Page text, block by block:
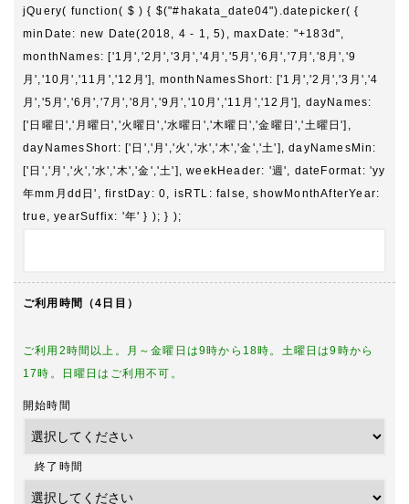
jQuery( function( $ ) { $("#hakata_date04").datepicker( {
minDate: new Date(2018, 4 - 1, 5), maxDate: "+183d",
monthNames: ['1月','2月','3月','4月','5月','6月','7月','8月','9
月','10月','11月','12月'], monthNamesShort: ['1月','2月','3月','4
月','5月','6月','7月','8月','9月','10月','11月','12月'], dayNames:
['日曜日','月曜日','火曜日','水曜日','木曜日','金曜日','土曜日'],
dayNamesShort: ['日','月','火','水','木','金','土'], dayNamesMin:
['日','月','火','水','木','金','土'], weekHeader: '週', dateFormat: 'yy
年mm月dd日', firstDay: 0, isRTL: false, showMonthAfterYear:
true, yearSuffix: '年' } ); } );
ご利用時間（4日目）
ご利用2時間以上。月～金曜日は9時から18時。土曜日は9時から
17時。日曜日はご利用不可。
開始時間
終了時間